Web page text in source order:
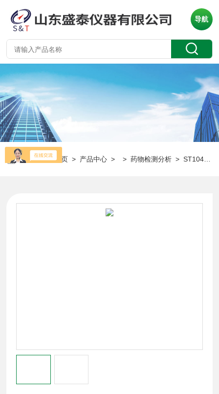
导航
当前位置：首页 > 产品中心 > >药物检测分析 > ST104中国药典 2012自动药膏软化点仪分析